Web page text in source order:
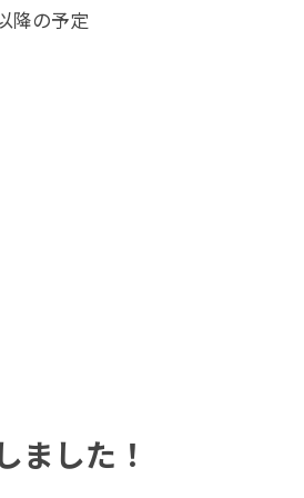
降の予定
ました！